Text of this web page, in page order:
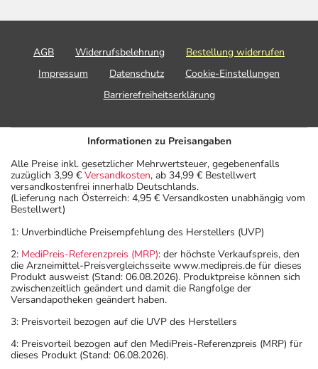
AGB Widerrufsbelehrung
Bestellung widerrufen
Impressum
Datenschutz
Cookie-Einstellungen
Barrierefreiheitserklärung
Informationen zu Preisangaben
Alle Preise inkl. gesetzlicher Mehrwertsteuer, gegebenenfalls
zuzüglich 3,99 € Versandkosten, ab 34,99 € Bestellwert
versandkostenfrei innerhalb Deutschlands.
(Lieferung nach Österreich: 4,95 € Versandkosten unabhängig vom
Bestellwert)
1: Unverbindliche Preisempfehlung des Herstellers (UVP)
2: MediPreis-Referenzpreis (MRP): der höchste Verkaufspreis, den
die Arzneimittel-Preisvergleichsseite www.medipreis.de für dieses
Produkt ausweist (Stand: 06.08.2026). Produktpreise können sich
zwischenzeitlich geändert und damit die Rangfolge der
Versandapotheken geändert haben.
3: Preisvorteil bezogen auf die UVP des Herstellers
4: Preisvorteil bezogen auf den MediPreis-Referenzpreis (MRP) für
dieses Produkt (Stand: 06.08.2026).